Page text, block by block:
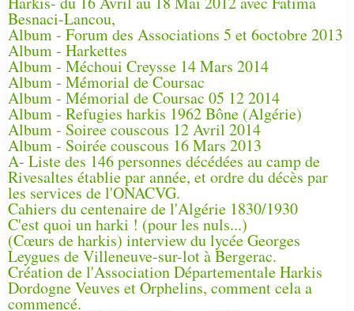
Besnaci-Lancou,
Album - Forum des Associations 5 et 6octobre 2013
Album - Harkettes
Album - Méchoui Creysse 14 Mars 2014
Album - Mémorial de Coursac
Album - Mémorial de Coursac 05 12 2014
Album - Refugies harkis 1962 Bône (Algérie)
Album - Soiree couscous 12 Avril 2014
Album - Soirée couscous 16 Mars 2013
A- Liste des 146 personnes décédées au camp de
Rivesaltes établie par année, et ordre du décès par
les services de l'ONACVG.
Cahiers du centenaire de l'Algérie 1830/1930
C'est quoi un harki ! (pour les nuls...)
(Cœurs de harkis) interview du lycée Georges
Leygues de Villeneuve-sur-lot à Bergerac.
Création de l'Association Départementale Harkis
Dordogne Veuves et Orphelins, comment cela a
commencé.